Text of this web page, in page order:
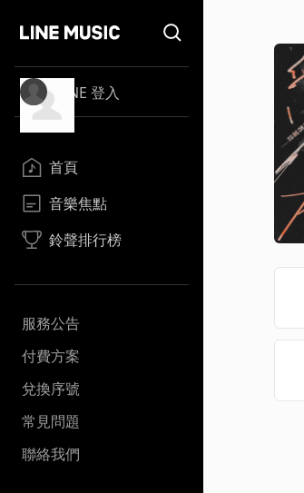
LINE 登入
首頁
音樂焦點
鈴聲排行榜
服務公告
付費方案
兌換序號
常見問題
聯絡我們